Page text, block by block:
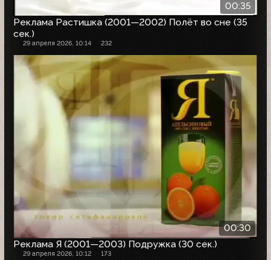
00:35
Реклама Растишка (2001—2002) Полёт во сне (35
сек.)
29 апреля 2026, 10:14 232
00:30
Реклама Я (2001—2003) Подружка (30 сек.)
29 апреля 2026, 10:12 173